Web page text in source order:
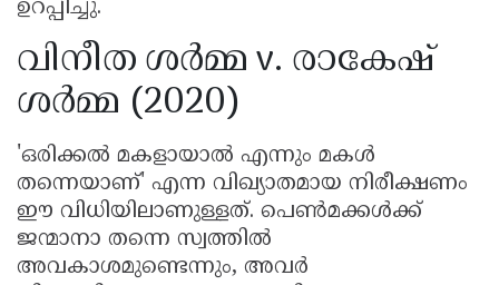
ഉറപ്പിച്ചു.
വിനീത ശർമ്മ v. രാകേഷ്
ശർമ്മ (2020)
'ഒരിക്കൽ മകളായാൽ എന്നും മകൾ
തന്നെയാണ്' എന്ന വിഖ്യാതമായ നിരീക്ഷണം
ഈ വിധിയിലാണുള്ളത്. പെൺമക്കൾക്ക്
ജന്മാനാ തന്നെ സ്വത്തിൽ
അവകാശമുണ്ടെന്നും, അവർ